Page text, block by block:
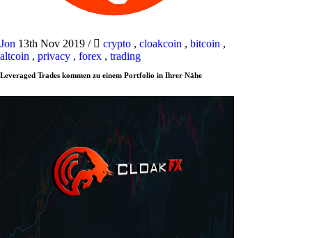
Jon 13th Nov 2019 / crypto , cloakcoin , bitcoin ,
altcoin , privacy , forex , trading
Leveraged Trades kommen zu einem Portfolio in Ihrer Nähe